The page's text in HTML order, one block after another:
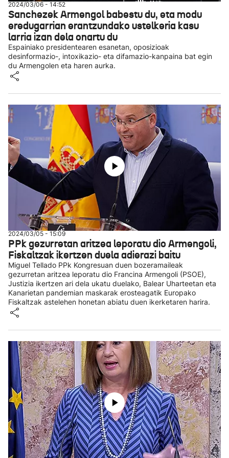
2024/03/06 - 14:52
Sanchezek Armengol babestu du, eta modu
eredugarrian erantzundako ustelkeria kasu
larria izan dela onartu du
Espainiako presidentearen esanetan, oposizioak
desinformazio-, intoxikazio- eta difamazio-kanpaina bat egin
du Armengolen eta haren aurka.
2024/03/05 - 15:09
PPk gezurretan aritzea leporatu dio Armengoli,
Fiskaltzak ikertzen duela adierazi baitu
Miguel Tellado PPk Kongresuan duen bozeramaileak
gezurretan aritzea leporatu dio Francina Armengoli (PSOE),
Justizia ikertzen ari dela ukatu duelako, Balear Uharteetan eta
Kanarietan pandemian maskarak erosteagatik Europako
Fiskaltzak astelehen honetan abiatu duen ikerketaren harira.